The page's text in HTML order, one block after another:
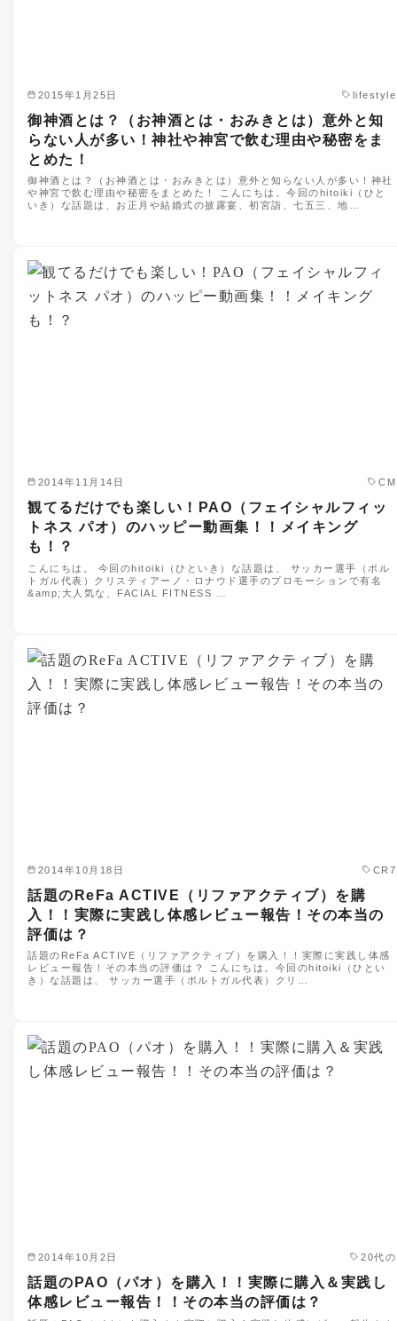
2015年1月25日 lifestyle
御神酒とは？（お神酒とは・おみきとは）意外と知
らない人が多い！神社や神宮で飲む理由や秘密をま
とめた！
御神酒とは？（お神酒とは・おみきとは）意外と知らない人が多い！神社
や神宮で飲む理由や秘密をまとめた！ こんにちは。今回のhitoiki（ひと
いき）な話題は、お正月や結婚式の披露宴、初宮詣、七五三、地…
2014年11月14日 CM
観てるだけでも楽しい！PAO（フェイシャルフィッ
トネス パオ）のハッピー動画集！！メイキング
も！？
こんにちは。 今回のhitoiki（ひといき）な話題は、 サッカー選手（ポル
トガル代表）クリスティアーノ・ロナウド選手のプロモーションで有名
&amp;大人気な、FACIAL FITNESS …
2014年10月18日 CR7
話題のReFa ACTIVE（リファアクティブ）を購
入！！実際に実践し体感レビュー報告！その本当の
評価は？
話題のReFa ACTIVE（リファアクティブ）を購入！！実際に実践し体感
レビュー報告！その本当の評価は？ こんにちは。今回のhitoiki（ひとい
き）な話題は、 サッカー選手（ポルトガル代表）クリ…
2014年10月2日 20代の
話題のPAO（パオ）を購入！！実際に購入＆実践し
体感レビュー報告！！その本当の評価は？